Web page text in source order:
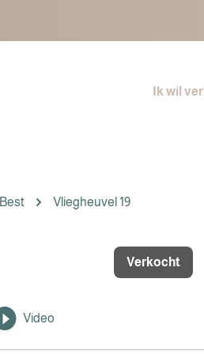
Ik wil
Best Vliegheuvel 19
Verkocht
Video